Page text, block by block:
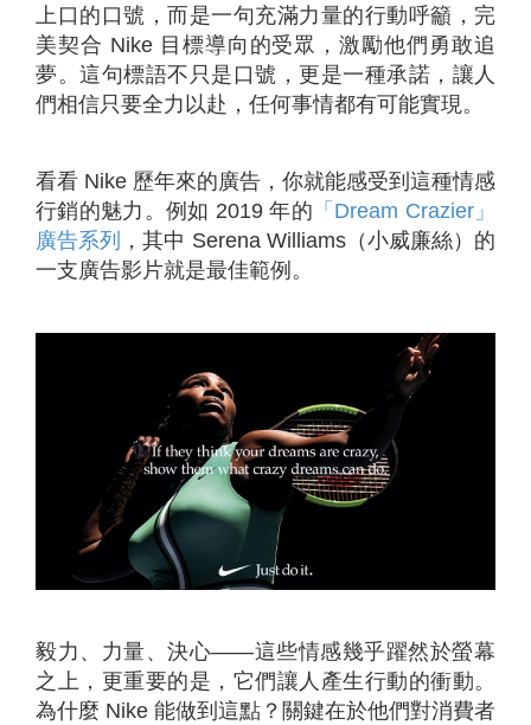
上口的口號，而是一句充滿力量的行動呼籲，完
美契合 Nike 目標導向的受眾，激勵他們勇敢追
夢。這句標語不只是口號，更是一種承諾，讓人
們相信只要全力以赴，任何事情都有可能實現。
看看 Nike 歷年來的廣告，你就能感受到這種情感
行銷的魅力。例如 2019 年的 「Dream Crazier」
廣告系列
，其中 Serena Williams（小威廉絲）的
一支廣告影片就是最佳範例。
毅力、力量、決心——這些情感幾乎躍然於螢幕
之上，更重要的是，它們讓人產生行動的衝動。
為什麼 Nike 能做到這點？關鍵在於他們對消費者